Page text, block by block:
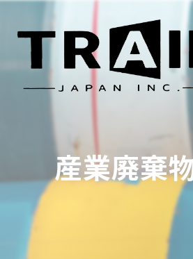
産業廃棄